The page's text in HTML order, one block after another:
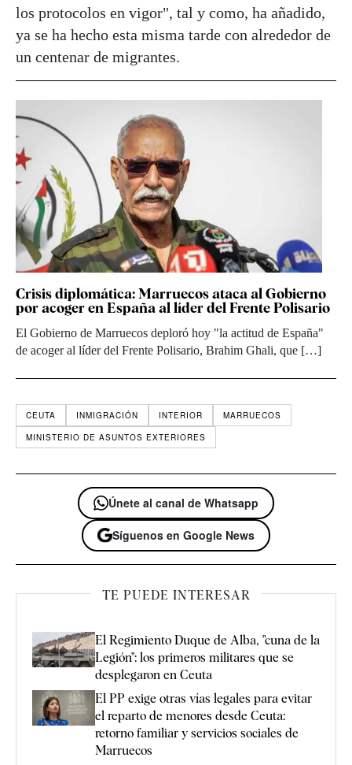
los protocolos en vigor", tal y como, ha añadido,
ya se ha hecho esta misma tarde con alrededor de
un centenar de migrantes.
Crisis diplomática: Marruecos ataca al Gobierno
por acoger en España al líder del Frente Polisario
El Gobierno de Marruecos deploró hoy "la actitud de España"
de acoger al líder del Frente Polisario, Brahim Ghali, que […]
CEUTA INMIGRACIÓN INTERIOR
MARRUECOS
MINISTERIO DE ASUNTOS EXTERIORES
Únete al canal de Whatsapp
Síguenos en Google News
TE PUEDE INTERESAR
El Regimiento Duque de Alba, "cuna de la
Legión": los primeros militares que se
desplegaron en Ceuta
El PP exige otras vías legales para evitar
el reparto de menores desde Ceuta:
retorno familiar y servicios sociales de
Marruecos